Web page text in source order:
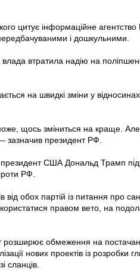
цитує інформаційне
і дошкульними.
втратила надію на
на швидкі зміни у
щось зміниться на краще.
зазначив президент РФ.
США Дональд Трамп
РФ.
від обох партій iз питання про
правом вето, на
обмеження на
нових проектів із
сланців.